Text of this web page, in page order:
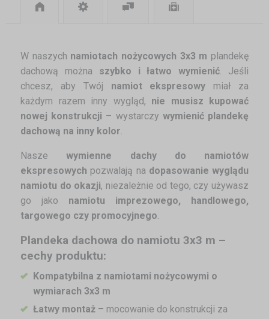
W naszych namiotach nożycowych 3x3 m plandekę
dachową można szybko i łatwo wymienić. Jeśli
chcesz, aby Twój namiot ekspresowy miał za
każdym razem inny wygląd, nie musisz kupować
nowej konstrukcji – wystarczy wymienić plandekę
dachową na inny kolor.
Naszewymienne dachy do namiotów
ekspresowych pozwalają na dopasowanie wyglądu
namiotu do okazji, niezależnie od tego, czy używasz
go jako namiotu imprezowego, handlowego,
targowego czy promocyjnego.
Plandeka dachowa do namiotu 3x3 m –
cechy produktu:
Kompatybilna z namiotami nożycowymi o
wymiarach 3x3 m
Łatwy montaż– mocowanie do konstrukcji za